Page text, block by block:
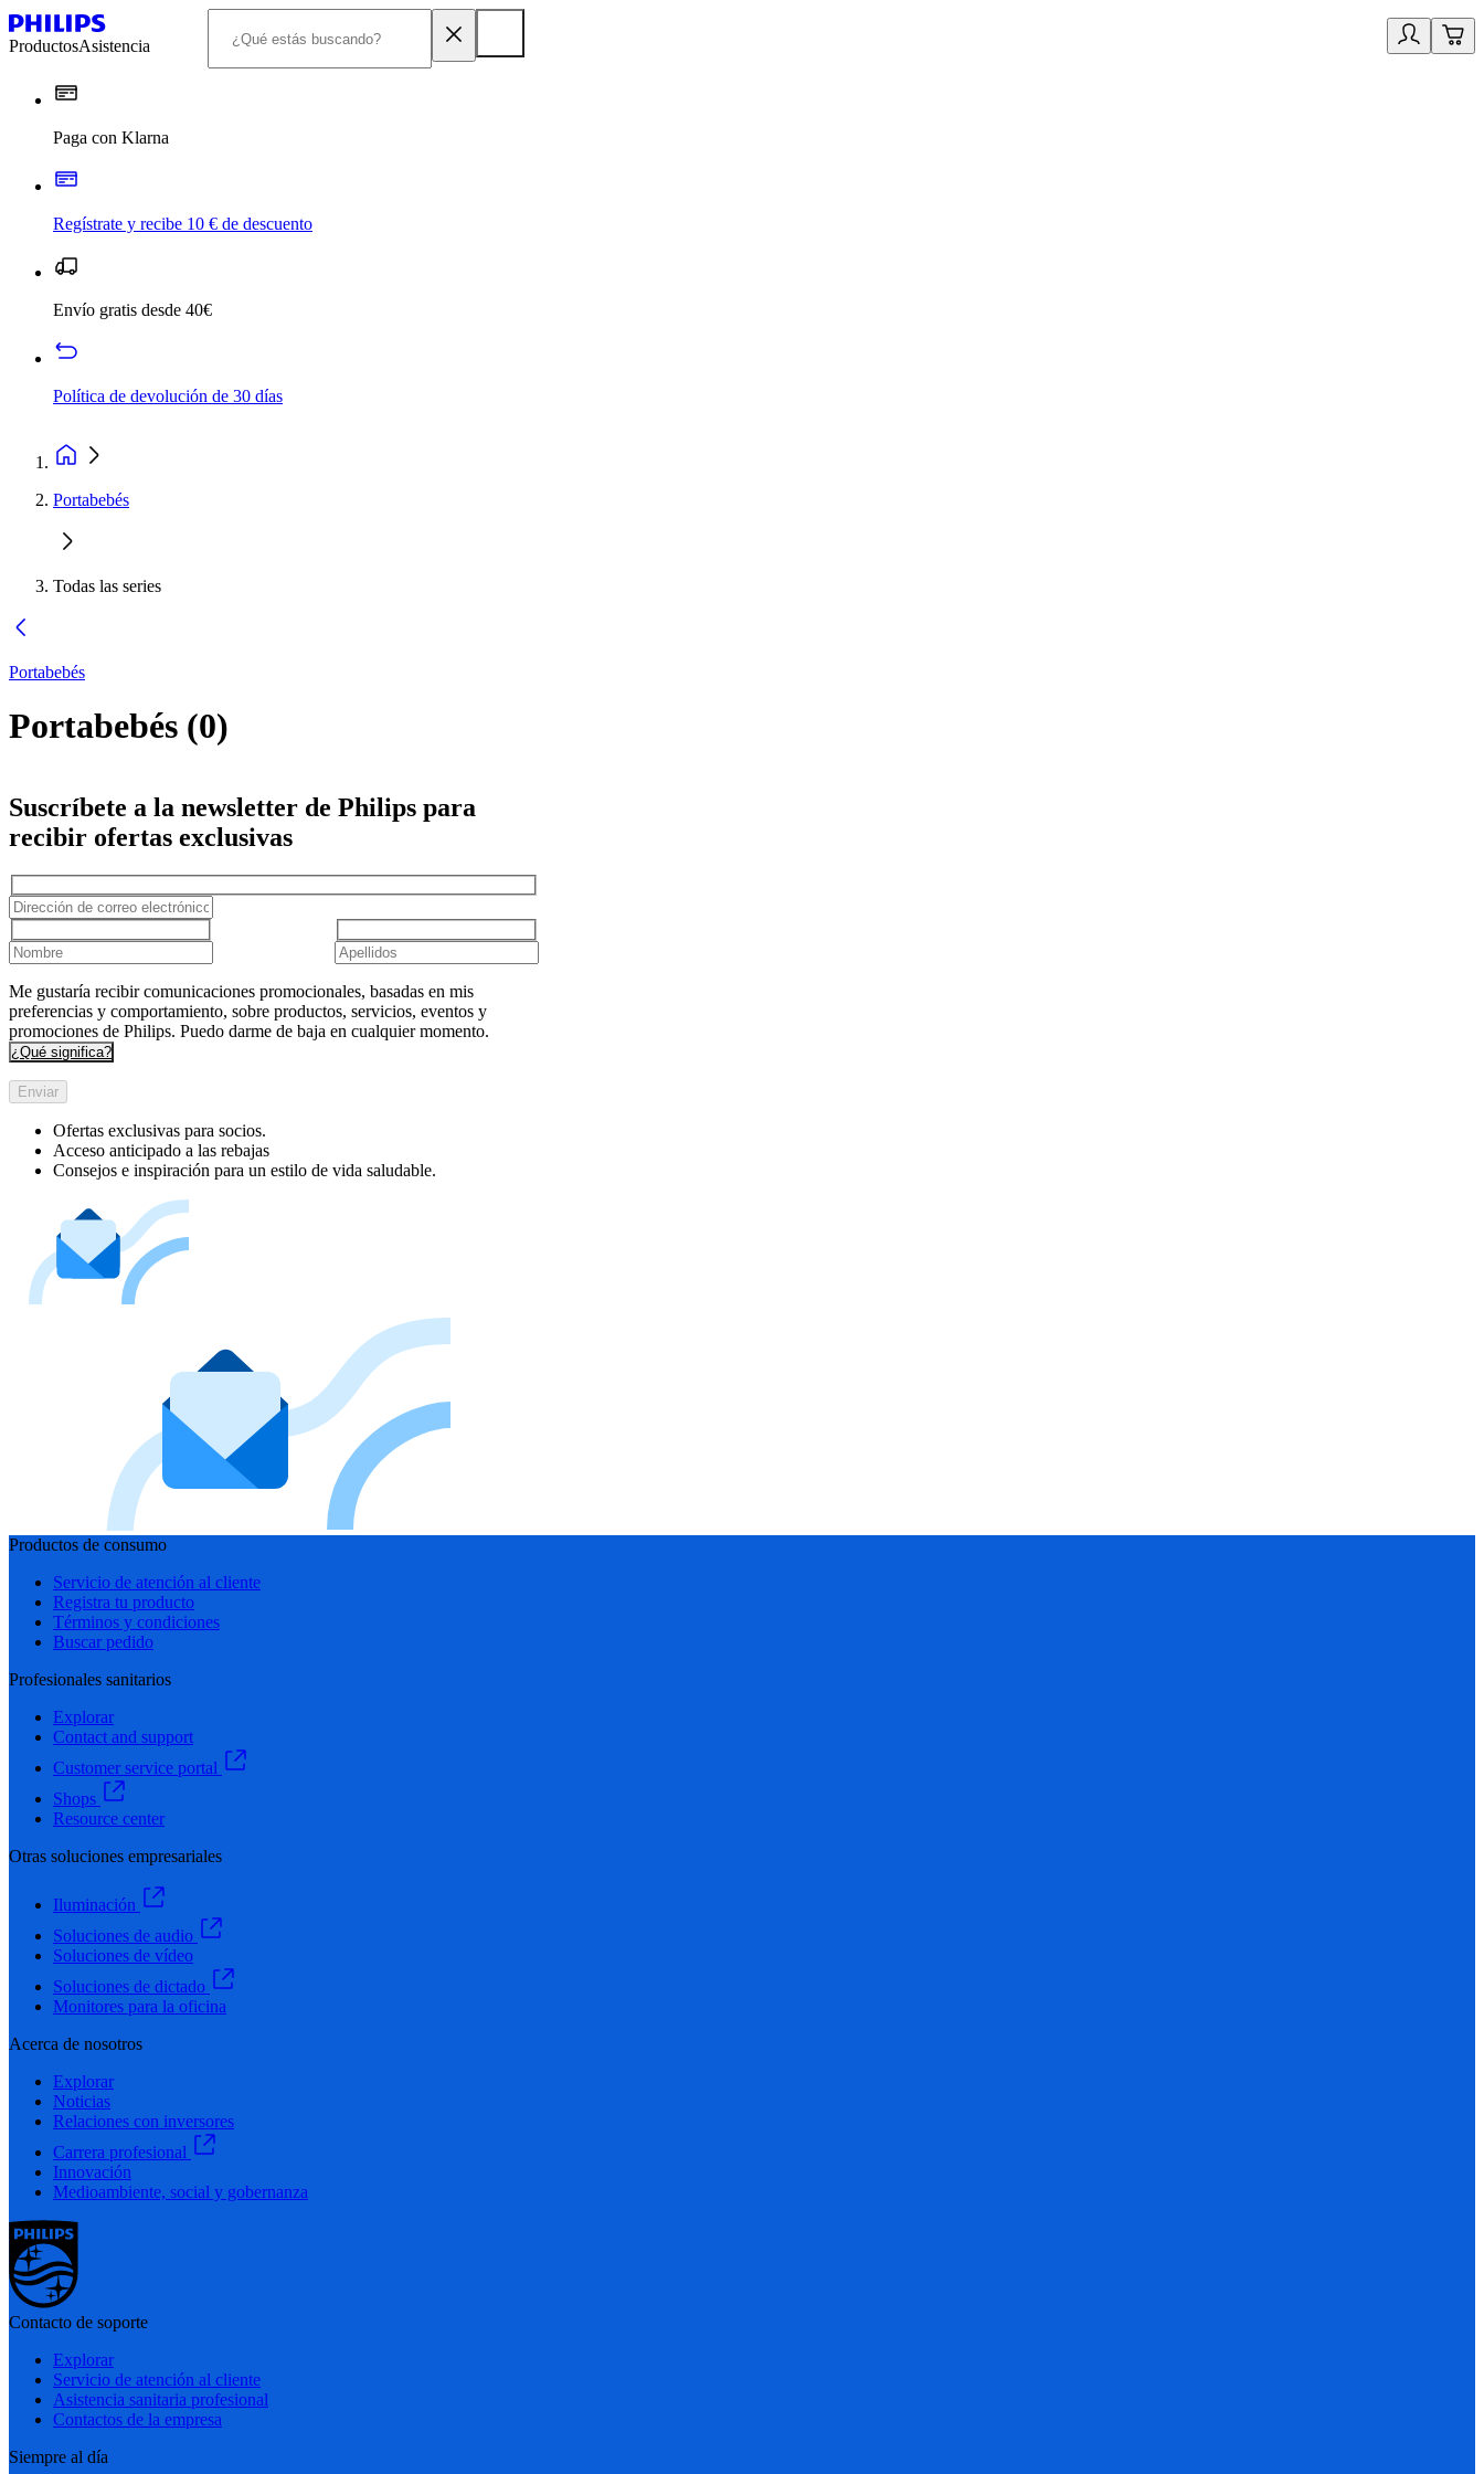
ProductosAsistencia
Paga con Klarna
Regístrate y recibe 10 € de descuento
Envío gratis desde 40€
Política de devolución de 30 días
Portabebés
Todas las series
Portabebés
Portabebés (0)
Suscríbete a la newsletter de Philips para
recibir ofertas exclusivas
Me gustaría recibir comunicaciones promocionales, basadas en mis
preferencias y comportamiento, sobre productos, servicios, eventos y
promociones de Philips. Puedo darme de baja en cualquier momento.
¿Qué significa?
Enviar
Ofertas exclusivas para socios.
Acceso anticipado a las rebajas
Consejos e inspiración para un estilo de vida saludable.
Productos de consumo
Servicio de atención al cliente
Registra tu producto
Términos y condiciones
Buscar pedido
Profesionales sanitarios
Explorar
Contact and support
Customer service portal
Shops
Resource center
Otras soluciones empresariales
Iluminación
Soluciones de audio
Soluciones de vídeo
Soluciones de dictado
Monitores para la oficina
Acerca de nosotros
Explorar
Noticias
Relaciones con inversores
Carrera profesional
Innovación
Medioambiente, social y gobernanza
Contacto de soporte
Explorar
Servicio de atención al cliente
Asistencia sanitaria profesional
Contactos de la empresa
Siempre al día